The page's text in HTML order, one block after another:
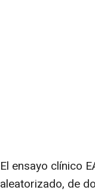
El ensayo clínico
aleatorizado, de